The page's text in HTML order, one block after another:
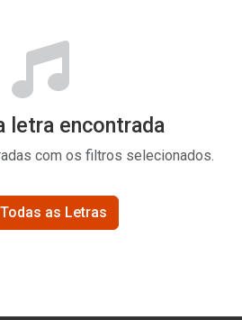
letra encontrada
com os filtros selecionados.
as Letras